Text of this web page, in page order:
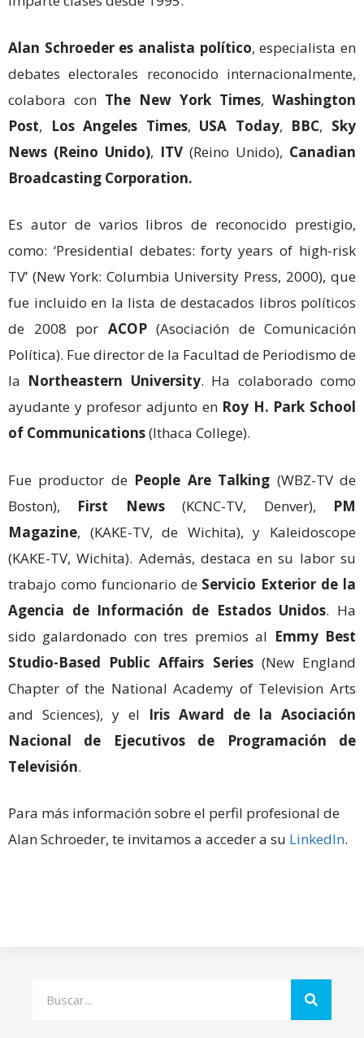
Alan Schroeder es analista político, especialista en
debates electorales reconocido internacionalmente,
colabora con The New York Times, Washington
Post, Los Angeles Times, USA Today, BBC, Sky
News (Reino Unido), ITV (Reino Unido), Canadian
Broadcasting Corporation.
Es autor de varios libros de reconocido prestigio,
como: ‘Presidential debates: forty years of high-risk
TV’ (New York: Columbia University Press, 2000), que
fue incluido en la lista de destacados libros políticos
de 2008 por ACOP (Asociación de Comunicación
Política). Fue director de la Facultad de Periodismo de
la Northeastern University. Ha colaborado como
ayudante y profesor adjunto en Roy H. Park School
of Communications(Ithaca College).
Fue productor de People Are Talking (WBZ-TV de
Boston), First News(KCNC-TV, Denver), PM
Magazine, (KAKE-TV, de Wichita), y Kaleidoscope
(KAKE-TV, Wichita). Además, destaca en su labor su
trabajo como funcionario de Servicio Exterior de la
Agencia de Información de Estados Unidos. Ha
sido galardonado con tres premios al Emmy Best
Studio-Based Public Affairs Series(New England
Chapter of the National Academy of Television Arts
and Sciences), y el Iris Award de la Asociación
Nacional de Ejecutivos de Programación de
Televisión.
Para más información sobre el perfil profesional de
Alan Schroeder, te invitamos a acceder a su LinkedIn.